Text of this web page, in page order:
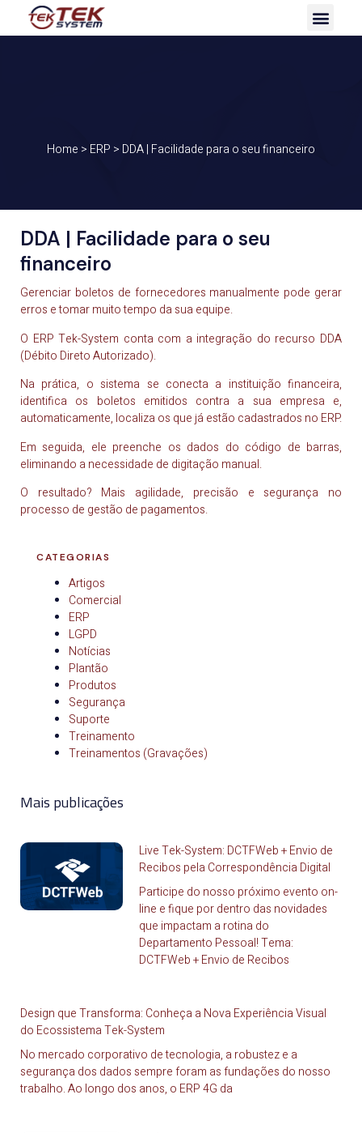
Home > ERP > DDA | Facilidade para o seu financeiro
DDA | Facilidade para o seu
financeiro
Gerenciar boletos de fornecedores manualmente pode gerar
erros e tomar muito tempo da sua equipe.
O ERP Tek-System conta com a integração do recurso DDA
(Débito Direto Autorizado).
Na prática, o sistema se conecta a instituição financeira,
identifica os boletos emitidos contra a sua empresa e,
automaticamente, localiza os que já estão cadastrados no ERP.
Em seguida, ele preenche os dados do código de barras,
eliminando a necessidade de digitação manual.
O resultado? Mais agilidade, precisão e segurança no
processo de gestão de pagamentos.
CATEGORIAS
Artigos
Comercial
ERP
LGPD
Notícias
Plantão
Produtos
Segurança
Suporte
Treinamento
Treinamentos (Gravações)
Mais publicações
Live Tek-System: DCTFWeb + Envio de
Recibos pela Correspondência Digital
Participe do nosso próximo evento on-
line e fique por dentro das novidades
que impactam a rotina do
Departamento Pessoal! Tema:
DCTFWeb + Envio de Recibos
Design que Transforma: Conheça a Nova Experiência Visual
do Ecossistema Tek-System
No mercado corporativo de tecnologia, a robustez e a
segurança dos dados sempre foram as fundações do nosso
trabalho. Ao longo dos anos, o ERP 4G da